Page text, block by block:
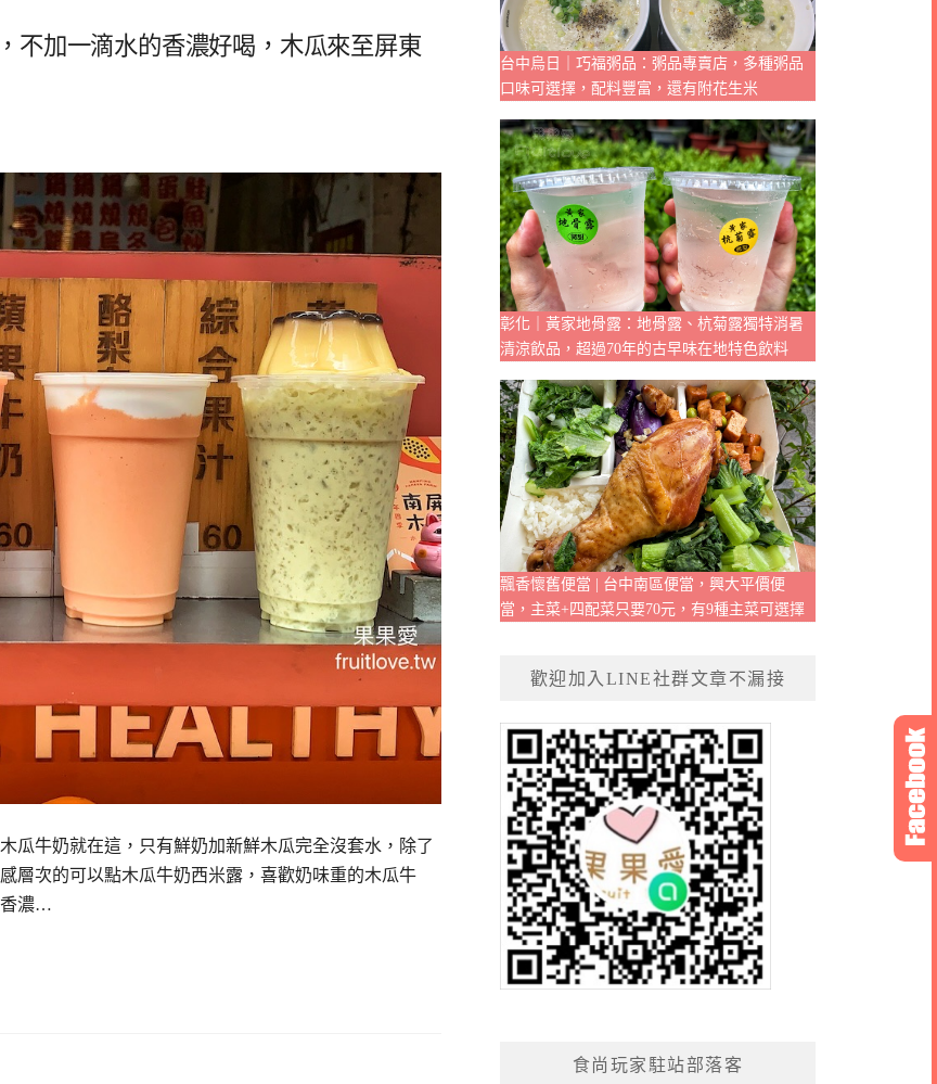
不加一滴水的香濃好喝，木瓜來至屏東
瓜牛奶就在這，只有鮮奶加新鮮木瓜完全沒套水，除了
層次的可以點木瓜牛奶西米露，喜歡奶味重的木瓜牛
香濃…
台中烏日｜巧福粥品：粥品專賣店，多種粥品
口味可選擇，配料豐富，還有附花生米
彰化｜黃家地骨露：地骨露、杭菊露獨特消暑
清涼飲品，超過70年的古早味在地特色飲料
飄香懷舊便當 | 台中南區便當，興大平價便
當，主菜+四配菜只要70元，有9種主菜可選擇
歡迎加入LINE社群文章不漏接
食尚玩家駐站部落客